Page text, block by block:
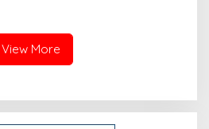
View More